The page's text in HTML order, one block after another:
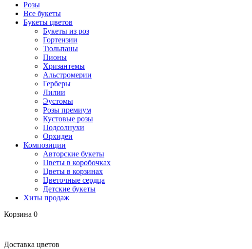
Розы
Все букеты
Букеты цветов
Букеты из роз
Гортензии
Тюльпаны
Пионы
Хризантемы
Альстромерии
Герберы
Лилии
Эустомы
Розы премиум
Кустовые розы
Подсолнухи
Орхидеи
Композиции
Авторские букеты
Цветы в коробочках
Цветы в корзинах
Цветочные сердца
Детские букеты
Хиты продаж
Корзина 0
Доставка цветов